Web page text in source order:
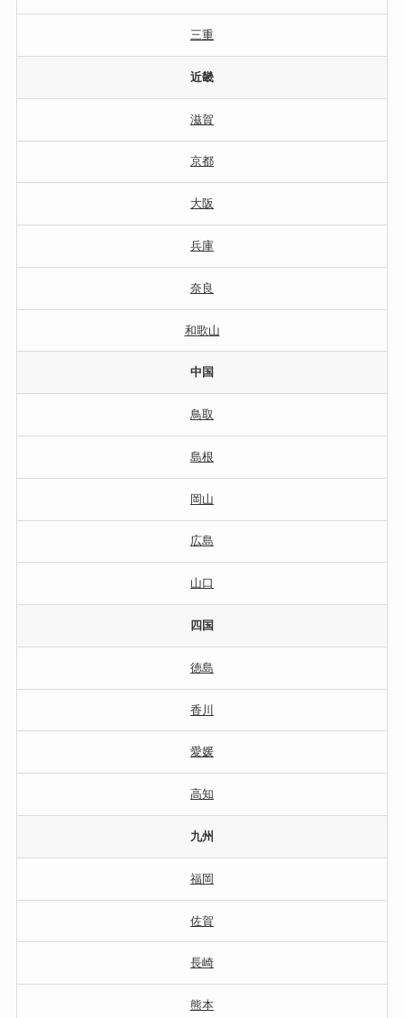
三重
近畿
滋賀
京都
大阪
兵庫
奈良
和歌山
中国
鳥取
島根
岡山
広島
山口
四国
徳島
香川
愛媛
高知
九州
福岡
佐賀
長崎
熊本